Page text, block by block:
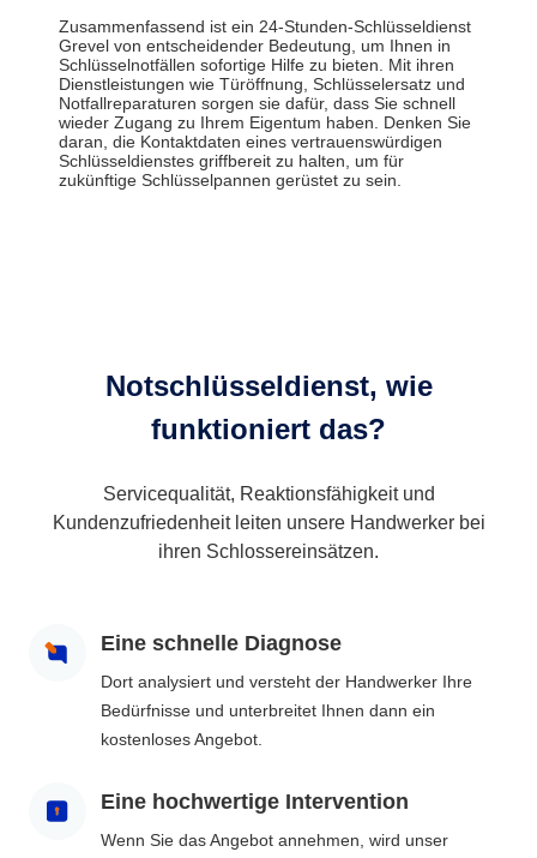
Zusammenfassend ist ein 24-Stunden-Schlüsseldienst
Grevel von entscheidender Bedeutung, um Ihnen in
Schlüsselnotfällen sofortige Hilfe zu bieten. Mit ihren
Dienstleistungen wie Türöffnung, Schlüsselersatz und
Notfallreparaturen sorgen sie dafür, dass Sie schnell
wieder Zugang zu Ihrem Eigentum haben. Denken Sie
daran, die Kontaktdaten eines vertrauenswürdigen
Schlüsseldienstes griffbereit zu halten, um für
zukünftige Schlüsselpannen gerüstet zu sein.
Notschlüsseldienst, wie
funktioniert das?
Servicequalität, Reaktionsfähigkeit und
Kundenzufriedenheit leiten unsere Handwerker bei
ihren Schlossereinsätzen.
Eine schnelle Diagnose
Dort analysiert und versteht der Handwerker Ihre
Bedürfnisse und unterbreitet Ihnen dann ein
kostenloses Angebot.
Eine hochwertige Intervention
Wenn Sie das Angebot annehmen, wird unser